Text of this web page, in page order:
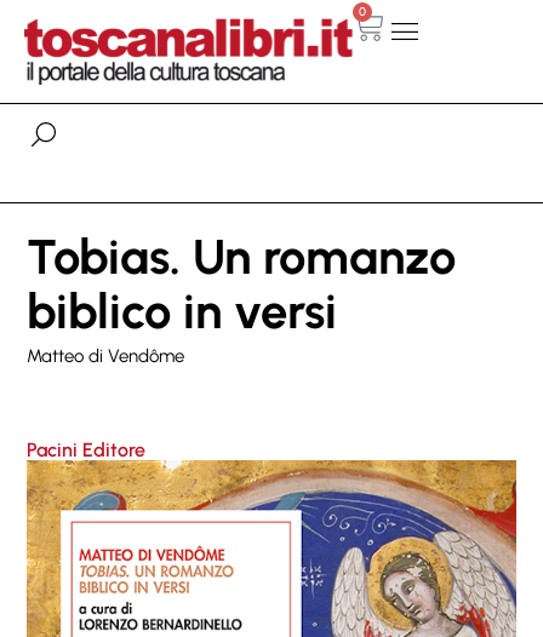
0
Tobias. Un romanzo
biblico in versi
Matteo di Vendôme
Pacini Editore